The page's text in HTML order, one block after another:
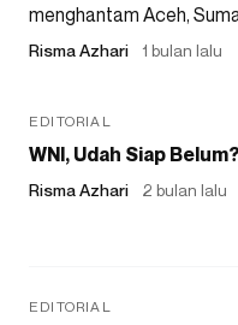
menghantam Aceh,
Risma Azhari 1 bulan lalu
EDITORIAL
WNI, Udah Siap Belum?
Risma Azhari 2 bulan lalu
EDITORIAL